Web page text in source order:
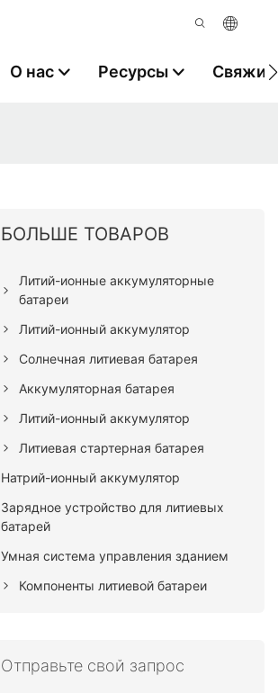
О нас Ресурсы
БОЛЬШЕ ТОВАРОВ
Литий-ионные аккумуляторные
батареи
Литий-ионный аккумулятор
Солнечная литиевая батарея
Аккумуляторная батарея
Литий-ионный аккумулятор
Литиевая стартерная батарея
Натрий-ионный аккумулятор
Зарядное устройство для литиевых
батарей
Умная система управления зданием
Компоненты литиевой батареи
Отправьте свой запрос